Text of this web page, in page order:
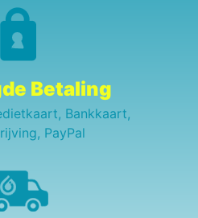
Betaling
Bankkaart,
PayPal